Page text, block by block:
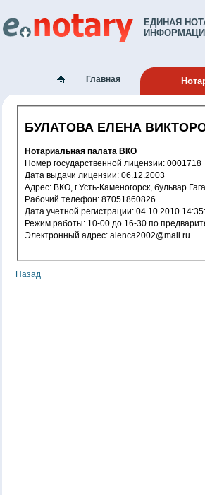
ЕДИНАЯ
Главная
БУЛАТОВА ЕЛЕНА
Нотариальная палата ВКО
Номер государственной лицензии: 0001718
Дата выдачи лицензии: 06.12.2003
Адрес: ВКО, г.Усть-Каменогорск, бульвар
Рабочий телефон: 87051860826
Дата учетной регистрации: 04.10.2010
Режим работы: 10-00 до 16-30 по
Электронный адрес: alenca2002@mail.ru
Назад